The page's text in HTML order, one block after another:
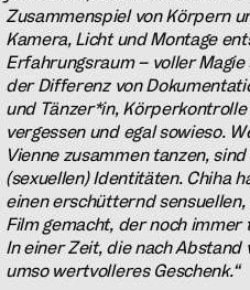
Zusammenspiel von Körpern
Kamera, Licht und Montage
Erfahrungsraum – voller
der Differenz von
und Tänzer*in,
vergessen und egal sowieso.
Vienne zusammen tanzen,
(sexuellen) Identitäten. Chiha
einen erschütternd
Film gemacht, der noch
In einer Zeit, die nach
umso wertvolleres Geschenk.“